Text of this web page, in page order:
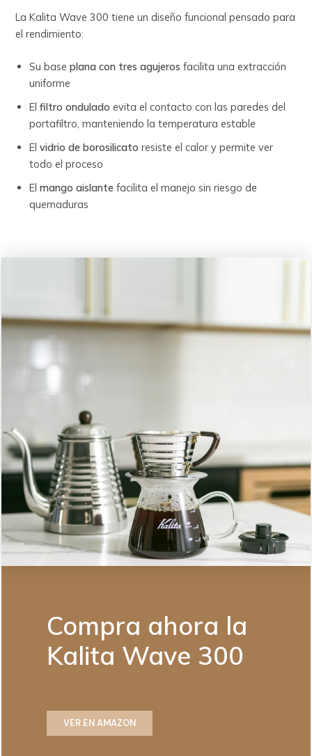
La Kalita Wave 300 tiene un diseño funcional pensado para
el rendimiento:
Su baseplana con tres agujeros facilita una extracción
uniforme
Elfiltro ondulado evita el contacto con las paredes del
portafiltro, manteniendo la temperatura estable
Elvidrio de borosilicato resiste el calor y permite ver
todo el proceso
Elmango aislante facilita el manejo sin riesgo de
quemaduras
Compra ahora la
Kalita Wave 300
VER EN AMAZON